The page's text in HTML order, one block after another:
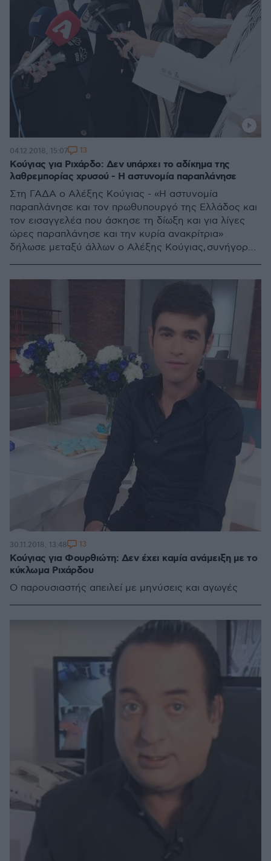
Κούγιας για Ριχάρδο: Δεν υπάρχει το αδίκημα της
λαθρεμπορίας χρυσού - Η αστυνομία παραπλάνησε
Στη ΓΑΔΑ ο Αλέξης Κούγιας - «Η αστυνομία
παραπλάνησε και τον πρωθυπουργό της Ελλάδος και
τον εισαγγελέα που άσκησε τη δίωξη και για λίγες
ώρες παραπλάνησε και την κυρία ανακρίτρια»
δήλωσε μεταξύ άλλων ο Αλέξης Κούγιας, συνήγορος
04.12.2018, 15:07 13
Κούγιας για Φουρθιώτη: Δεν έχει καμία ανάμειξη με το
κύκλωμα Ριχάρδου
Ο παρουσιαστής απειλεί με μηνύσεις και αγωγές
30.11.2018, 13:48 13